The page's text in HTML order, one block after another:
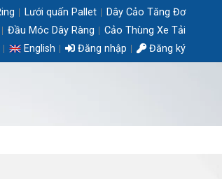
Lưới quấn Pallet
Dây Cảo Tăng Đơ
Đầu Móc Dây Ràng
Cảo Thùng Xe Tải
English
Đăng nhập Đăng ký